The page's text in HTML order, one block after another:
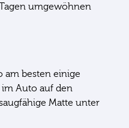
umgewöhnen
am besten einige
im Auto auf den
Matte unter